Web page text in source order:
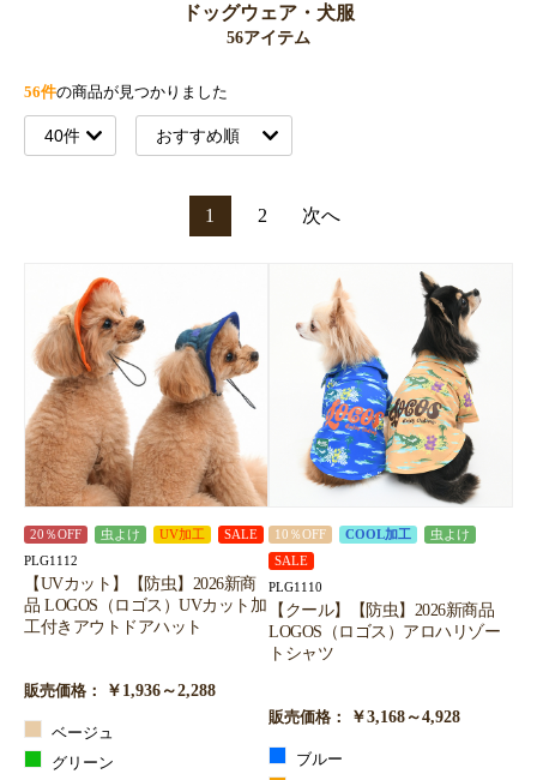
ドッグウェア・犬服
56アイテム
56件の商品が見つかりました
1 2 次へ
20％OFF 虫よけ UV加工 SALE
PLG1112
【UVカット】【防虫】2026新商
品 LOGOS（ロゴス）UVカット加
工付きアウトドアハット
販売価格： ￥1,936～2,288
ベージュ
グリーン
10％OFF COOL加工
虫よけ
SALE
PLG1110
【クール】【防虫】2026新商品
LOGOS（ロゴス）アロハリゾー
トシャツ
販売価格： ￥3,168～4,928
ブルー